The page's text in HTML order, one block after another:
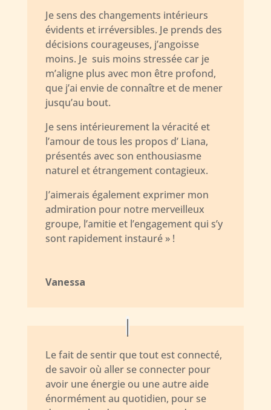
Je sens des changements intérieurs
évidents et irréversibles. Je prends des
décisions courageuses, j’angoisse
moins. Je suis moins stressée car je
m’aligne plus avec mon être profond,
que j’ai envie de connaître et de mener
jusqu’au bout.
Je sens intérieurement la véracité et
l’amour de tous les propos d’ Liana,
présentés avec son enthousiasme
naturel et étrangement contagieux.
J’aimerais également exprimer mon
admiration pour notre merveilleux
groupe, l’amitie et l’engagement qui s’y
sont rapidement instauré » !
Vanessa
Le fait de sentir que tout est connecté,
de savoir où aller se connecter pour
avoir une énergie ou une autre aide
énormément au quotidien, pour se